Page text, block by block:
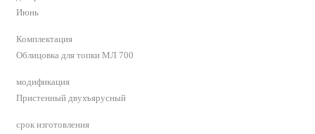
Июнь
Комплектация
Облицовка для топки МЛ 700
модификация
Пристенный двухъярусный
срок изготовления